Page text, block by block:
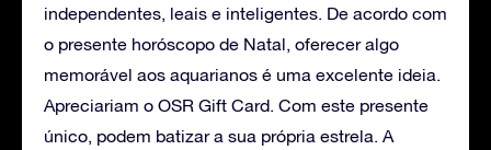
independentes, leais e inteligentes. De acordo com
o presente horóscopo de Natal, oferecer algo
memorável aos aquarianos é uma excelente ideia.
Apreciariam o OSR Gift Card. Com este presente
único, podem batizar a sua própria estrela. A